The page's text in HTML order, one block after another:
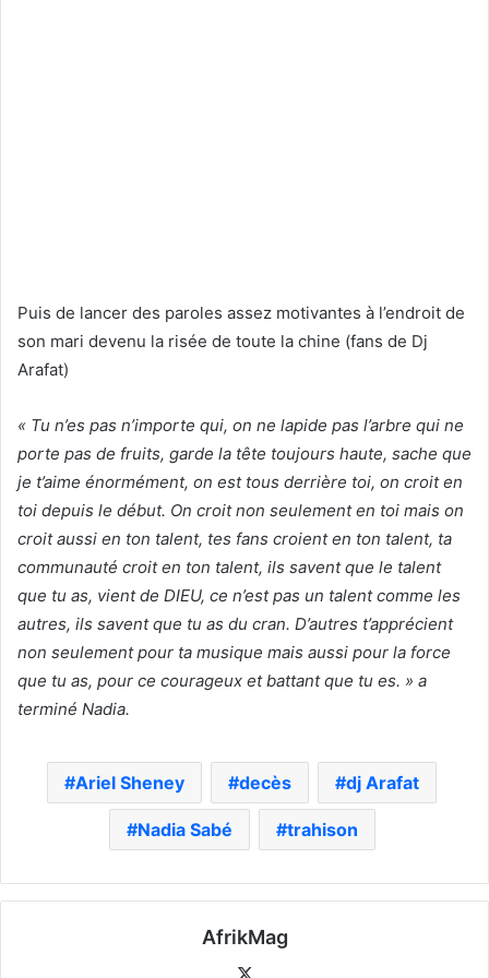
Puis de lancer des paroles assez motivantes à l’endroit de
son mari devenu la risée de toute la chine (fans de Dj
Arafat)
« Tu n’es pas n’importe qui, on ne lapide pas l’arbre qui ne
porte pas de fruits, garde la tête toujours haute, sache que
je t’aime énormément, on est tous derrière toi, on croit en
toi depuis le début. On croit non seulement en toi mais on
croit aussi en ton talent, tes fans croient en ton talent, ta
communauté croit en ton talent, ils savent que le talent
que tu as, vient de DIEU, ce n’est pas un talent comme les
autres, ils savent que tu as du cran. D’autres t’apprécient
non seulement pour ta musique mais aussi pour la force
que tu as, pour ce courageux et battant que tu es. » a
terminé Nadia.
Ariel Sheney decès dj Arafat
Nadia Sabé trahison
AfrikMag